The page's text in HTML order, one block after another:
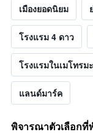
เมืองยอดนิยม
โรงแรม 4 ดาว
โรงแรมในเมโทรม
แลนด์มาร์ค
พิจารณาตัวเลือก